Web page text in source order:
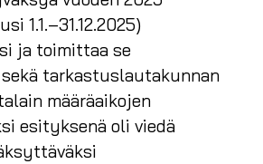
1.1.–31.12.2025)
ja toimittaa se
tarkastuslautakunnan
määräaikojen
esityksenä oli viedä